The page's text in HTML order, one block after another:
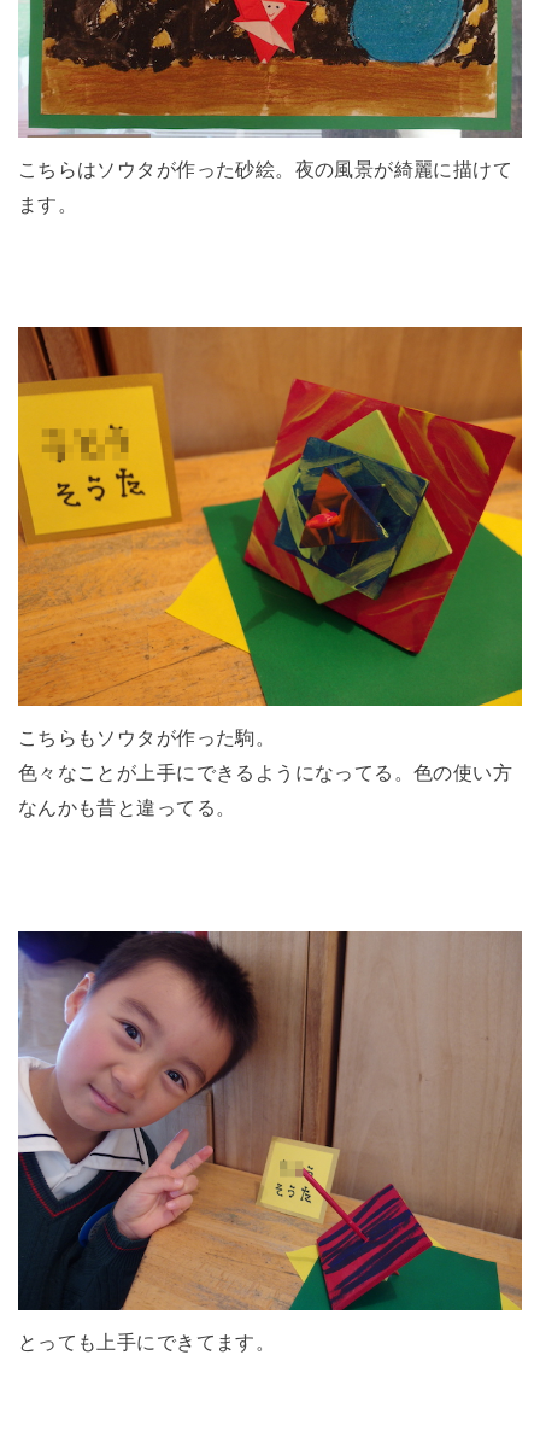
こちらはソウタが作った砂絵。夜の風景が綺麗に描けて
ます。
こちらもソウタが作った駒。
色々なことが上手にできるようになってる。色の使い方
なんかも昔と違ってる。
とっても上手にできてます。